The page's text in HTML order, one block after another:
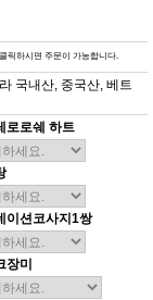
릭하시면 주문이 가능합니다.
국내산, 중국산, 베트
로로쉐 하트
이션코사지1쌍
장미